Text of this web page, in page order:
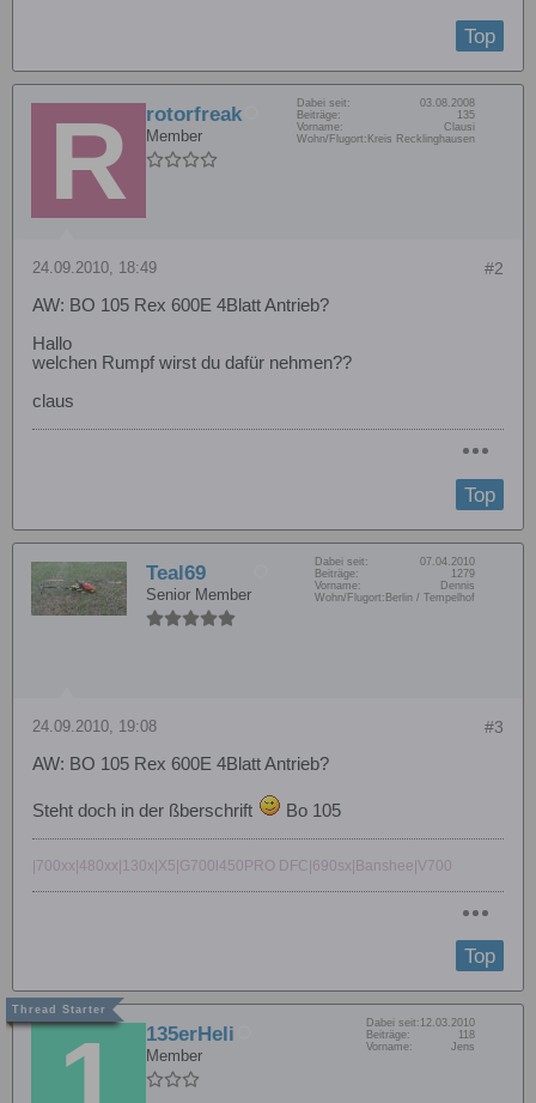
Top
rotorfreak
Member
Dabei seit:
03.08.2008
Beiträge:
135
Vorname:
Clausi
Wohn/Flugort: Kreis Recklinghausen
#2
24.09.2010, 18:49
AW: BO 105 Rex 600E 4Blatt Antrieb?
Hallo
welchen Rumpf wirst du dafür nehmen??
claus
Top
Teal69
Senior Member
Dabei seit:
07.04.2010
Beiträge:
1279
Vorname:
Dennis
Wohn/Flugort: Berlin / Tempelhof
#3
24.09.2010, 19:08
AW: BO 105 Rex 600E 4Blatt Antrieb?
Steht doch in der ßberschrift Bo 105
|700xx|480xx|130x|X5|G700l450PRO DFC|690sx|Banshee|V700
Top
135erHeli
Member
Dabei seit: 12.03.2010
Beiträge:
118
Vorname:
Jens